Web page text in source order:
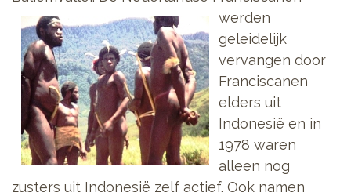
werden
geleidelijk
vervangen door
Franciscanen
elders uit
Indonesië en in
1978 waren
alleen nog
zusters uit Indonesië zelf actief. Ook namen